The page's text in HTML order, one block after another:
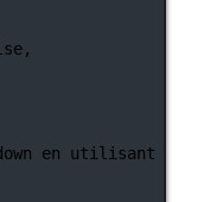
,
en utilisant les